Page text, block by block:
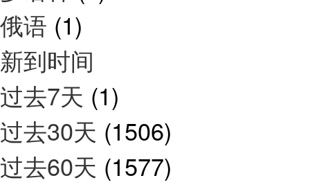
俄语 (1)
新到时间
过去7天 (1)
过去30天 (1506)
过去60天 (1577)